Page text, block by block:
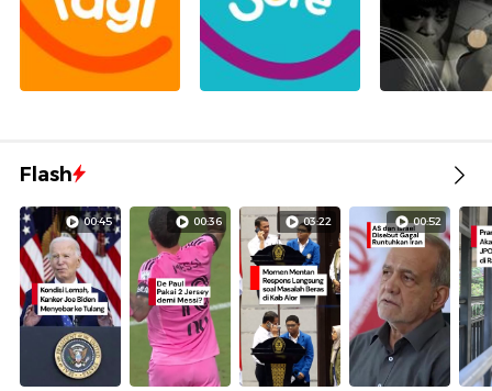
Flash
00:45 00:36 03:22 00:52